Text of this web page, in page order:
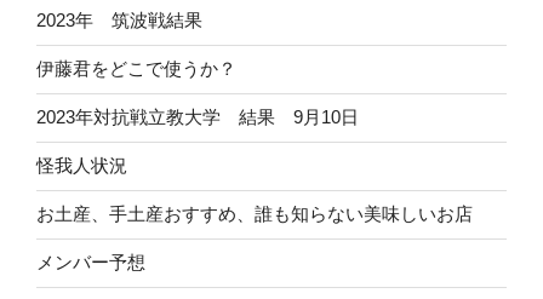
2023年 筑波戦結果
伊藤君をどこで使うか？
2023年対抗戦立教大学 結果 9月10日
怪我人状況
お土産、手土産おすすめ、誰も知らない美味しいお店
メンバー予想